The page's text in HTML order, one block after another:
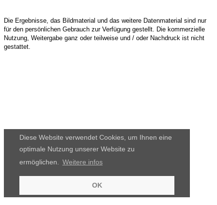
Diese Website verwendet Cookies, um Ihnen eine
optimale Nutzung unserer Website zu
ermöglichen.
Weitere infos
OK
Die Ergebnisse, das Bildmaterial und das weitere Datenmaterial sind nur
für den persönlichen Gebrauch zur Verfügung gestellt. Die kommerzielle
Nutzung, Weitergabe ganz oder teilweise und / oder Nachdruck ist nicht
gestattet.